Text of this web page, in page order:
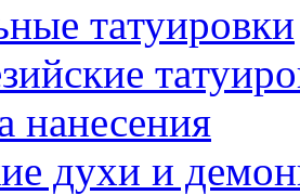
тaтуировки
нанесения
духи и